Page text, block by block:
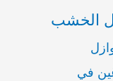
الخشب
في